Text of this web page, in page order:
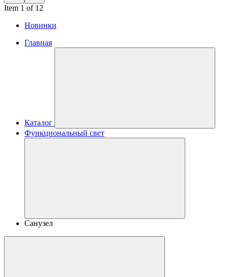
Item 1 of 12
Новинки
Главная
Каталог
Функциональный свет
Санузел